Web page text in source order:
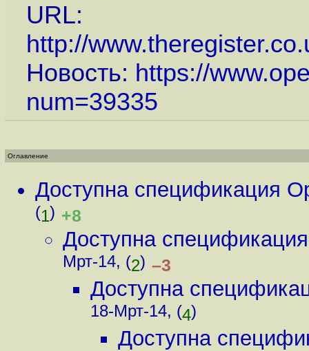
URL:
http://
Новость: https://
num=39335
Оглавление
Доступна спецификация
(1) +8
Доступна
Мрт-14, (2) –3
Доступна
18-Мрт-14, (4)
Доступна